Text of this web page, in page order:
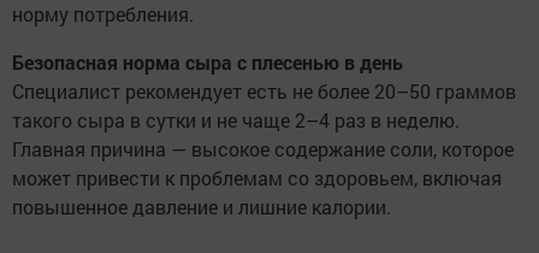
норму потребления.
Безопасная норма сыра с плесенью в день
Специалист рекомендует есть не более 20–50 граммов
такого сыра в сутки и не чаще 2–4 раз в неделю.
Главная причина — высокое содержание соли, которое
может привести к проблемам со здоровьем, включая
повышенное давление и лишние калории.